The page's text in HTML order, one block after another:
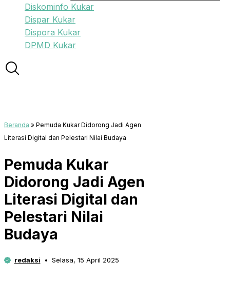
Diskominfo Kukar
Dispar Kukar
Dispora Kukar
DPMD Kukar
Beranda » Pemuda Kukar Didorong Jadi Agen
Literasi Digital dan Pelestari Nilai Budaya
Pemuda Kukar
Didorong Jadi Agen
Literasi Digital dan
Pelestari Nilai
Budaya
redaksi Selasa, 15 April 2025